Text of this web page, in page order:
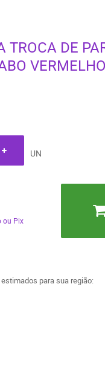
TROCA DE
VERMELHO
UN
ou Pix
para sua região: